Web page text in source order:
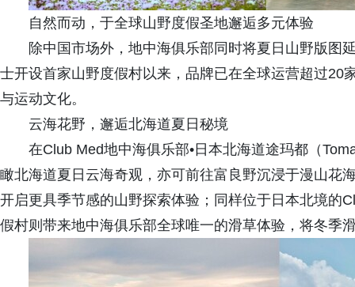
自然而动，于全球山野度假圣地邂逅多元体验
除中国市场外，地中海俱乐部同时将夏日山野版图
士开设首家山野度假村以来，品牌已在全球运营超过20
与运动文化。
云海花野，邂逅北海道夏日秘境
在Club Med地中海俱乐部•日本北海道途玛都（
瞰北海道夏日云海奇观，亦可前往富良野沉浸于漫山花
开启更具季节感的山野探索体验；同样位于日本北境的
假村则带来地中海俱乐部全球唯一的滑草体验，将冬季